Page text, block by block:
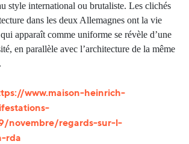
style international ou brutaliste. Les clichés
dans les deux Allemagnes ont la vie
apparaît comme uniforme se révèle d’une
en parallèle avec l’architecture de la même
www.maison-heinrich-
novembre/regards-sur-l-
rda